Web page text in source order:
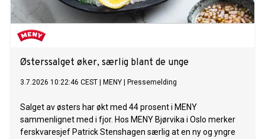
Østerssalget øker, særlig blant de unge
3.7.2026 10:22:46 CEST MENY Pressemelding
Salget av østers har økt med 44 prosent i MENY
sammenlignet med i fjor. Hos MENY Bjørvika i Oslo merker
ferskvaresjef Patrick Stenshagen særlig at en ny og yngre